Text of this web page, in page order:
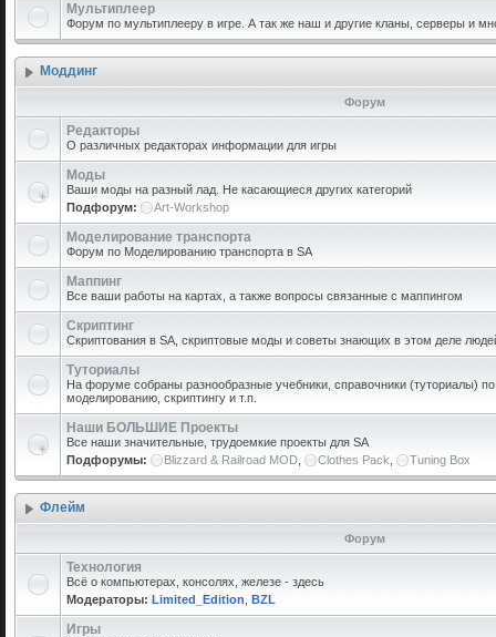
Мультиплеер
Форум по мультиплееру в игре. А так же наш и другие кланы, серверы и
Моддинг
Форум
Редакторы
О различных редакторах информации для игры
Моды
Ваши моды на разный лад. Не касающиеся других категорий
Подфорум:
Art-Workshop
Моделирование транспорта
Форум по Моделированию транспорта в SA
Маппинг
Все ваши работы на картах, а также вопросы связанные с маппингом
Скриптинг
Скриптования в SA, скриптовые моды и советы знающих в этом деле
Туториалы
На форуме собраны разнообразные учебники, справочники (туториалы)
моделированию, скриптингу и т.п.
Наши БОЛЬШИЕ Проекты
Все наши значительные, трудоемкие проекты для SA
Подфорумы:
Blizzard & Railroad MOD Clothes Pack Tuning Box
Флейм
Форум
Технология
Всё о компьютерах, консолях, железе - здесь
Модераторы: Limited_Edition BZL
Игры